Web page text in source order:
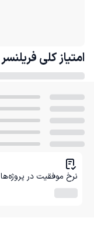
امتیاز کلی فریلنسر
نرخ موفقیت در پروژه‌ها